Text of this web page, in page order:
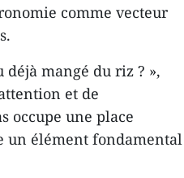
comme vecteur
mangé du riz ? »,
et de
occupe une place
un élément fondamental